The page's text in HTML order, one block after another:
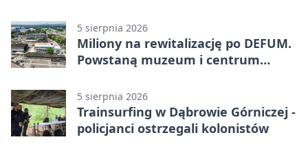
5 sierpnia 2026
Miliony na rewitalizację po DEFUM.
Powstaną muzeum i centrum
5 sierpnia 2026
Trainsurfing w Dąbrowie Górniczej -
policjanci ostrzegali kolonistów